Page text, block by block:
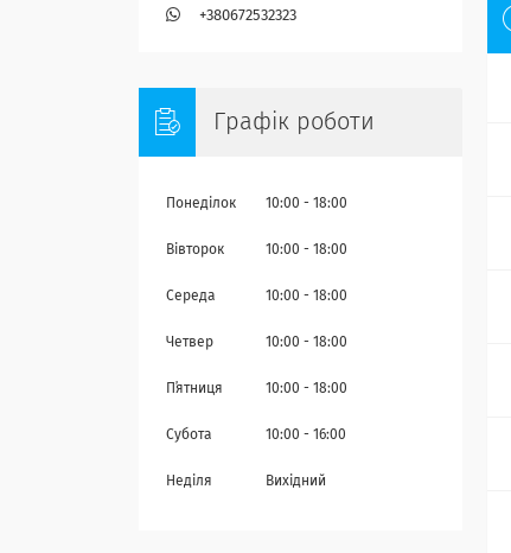
+380672532323
Графік роботи
Понеділок 10:00 18:00
Вівторок 10:00 18:00
Середа 10:00 18:00
Четвер 10:00 18:00
Пʼятниця 10:00 18:00
Субота 10:00 16:00
Неділя Вихідний